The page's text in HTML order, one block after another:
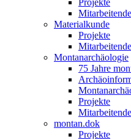
Projekte
Mitarbeitende
Materialkunde
Projekte
Mitarbeitende
Montanarchäologie
75 Jahre
Projekte
Mitarbeitende
montan.dok
Projekte